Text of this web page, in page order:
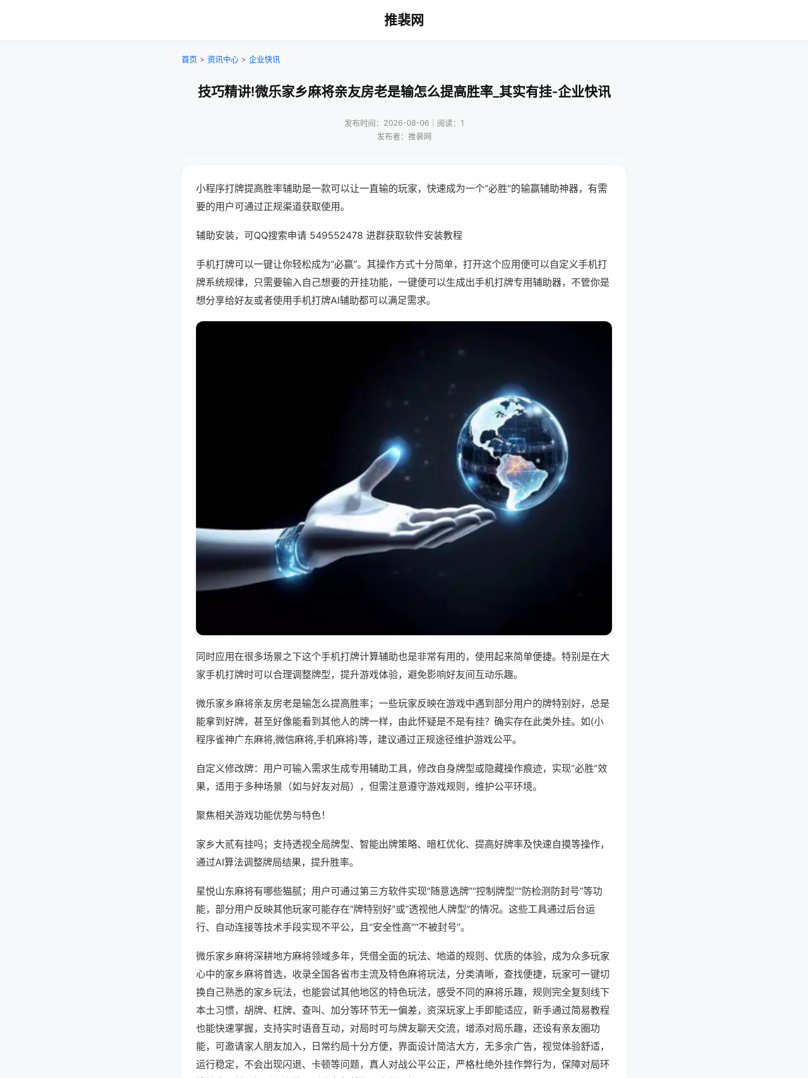
推裴网
首页 > 资讯中心 > 企业快讯
技巧精讲!微乐家乡麻将亲友房老是输怎么提高胜率_其实有挂-企业快讯
发布时间：2026-08-06｜阅读：1
发布者：推裴网
小程序打牌提高胜率辅助是一款可以让一直输的玩家，快速成为一个“必胜”的输赢辅助神器，有需
要的用户可通过正规渠道获取使用。
辅助安装，可QQ搜索申请 549552478 进群获取软件安装教程
手机打牌可以一键让你轻松成为“必赢”。其操作方式十分简单，打开这个应用便可以自定义手机打
牌系统规律，只需要输入自己想要的开挂功能，一键便可以生成出手机打牌专用辅助器，不管你是
想分享给好友或者使用手机打牌AI辅助都可以满足需求。
同时应用在很多场景之下这个手机打牌计算辅助也是非常有用的，使用起来简单便捷。特别是在大
家手机打牌时可以合理调整牌型，提升游戏体验，避免影响好友间互动乐趣。
微乐家乡麻将亲友房老是输怎么提高胜率；一些玩家反映在游戏中遇到部分用户的牌特别好，总是
能拿到好牌，甚至好像能看到其他人的牌一样，由此怀疑是不是有挂？确实存在此类外挂。如(小
程序雀神广东麻将,微信麻将,手机麻将)等，建议通过正规途径维护游戏公平。
自定义修改牌：用户可输入需求生成专用辅助工具，修改自身牌型或隐藏操作痕迹，实现“必胜”效
果，适用于多种场景（如与好友对局），但需注意遵守游戏规则，维护公平环境。
聚焦相关游戏功能优势与特色！
家乡大贰有挂吗；支持透视全局牌型、智能出牌策略、暗杠优化、提高好牌率及快速自摸等操作，
通过AI算法调整牌局结果，提升胜率。
星悦山东麻将有哪些猫腻；用户可通过第三方软件实现“随意选牌”“控制牌型”“防检测防封号”等功
能，部分用户反映其他玩家可能存在“牌特别好”或“透视他人牌型”的情况。这些工具通过后台运
行、自动连接等技术手段实现不平公，且“安全性高”“不被封号”。
微乐家乡麻将深耕地方麻将领域多年，凭借全面的玩法、地道的规则、优质的体验，成为众多玩家
心中的家乡麻将首选，收录全国各省市主流及特色麻将玩法，分类清晰，查找便捷，玩家可一键切
换自己熟悉的家乡玩法，也能尝试其他地区的特色玩法，感受不同的麻将乐趣，规则完全复刻线下
本土习惯，胡牌、杠牌、查叫、加分等环节无一偏差，资深玩家上手即能适应，新手通过简易教程
也能快速掌握，支持实时语音互动，对局时可与牌友聊天交流，增添对局乐趣，还设有亲友圈功
能，可邀请家人朋友加入，日常约局十分方便，界面设计简洁大方，无多余广告，视觉体验舒适，
运行稳定，不会出现闪退、卡顿等问题，真人对战公平公正，严格杜绝外挂作弊行为，保障对局环